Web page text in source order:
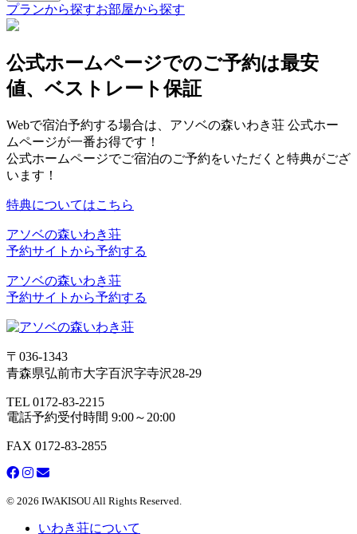
プランから探すお部屋から探す
公式ホームページでのご予約は最安
値、ベストレート保証
Webで宿泊予約する場合は、アソベの森いわき荘 公式ホー
ムページが一番お得です！
公式ホームページでご宿泊のご予約をいただくと特典がござ
います！
特典についてはこちら
アソベの森いわき荘
予約サイトから予約する
アソベの森いわき荘
予約サイトから予約する
〒036-1343
青森県弘前市大字百沢字寺沢28-29
TEL 0172-83-2215
電話予約受付時間 9:00～20:00
FAX 0172-83-2855
© 2026 IWAKISOU All Rights Reserved.
いわき荘について